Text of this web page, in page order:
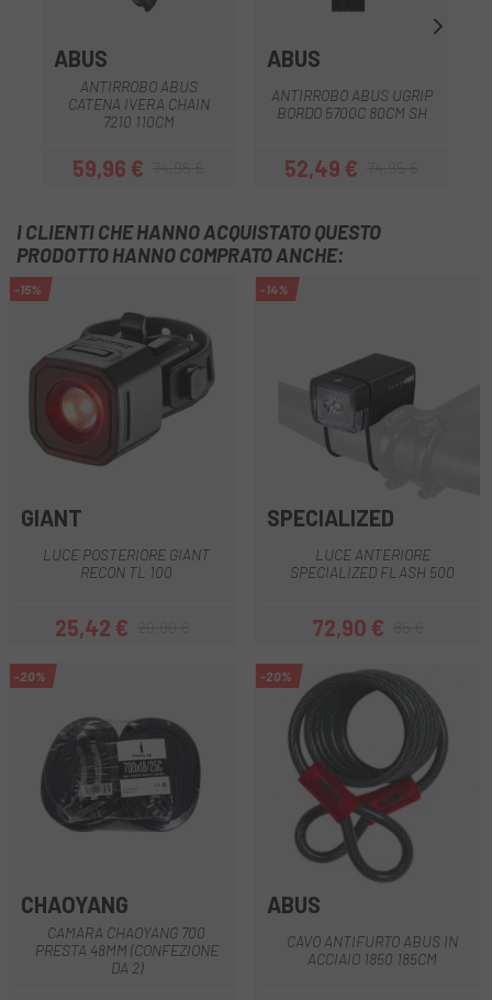
ABUS
ANTIRROBO ABUS
CATENA IVERA CHAIN
7210 110CM
Prezzo
59,96 €Prezzo base
ABUS
ANTIRROBO ABUS UGRIP
BORDO 5700C 80CM SH
Prezzo
52,49 €Prezzo base
I CLIENTI CHE HANNO ACQUISTATO QUESTO
PRODOTTO HANNO COMPRATO ANCHE:
-15%
GIANT
LUCE POSTERIORE GIANT
RECON TL 100
Prezzo
25,42 €Prezzo base
-14%
SPECIALIZED
LUCE ANTERIORE
SPECIALIZED FLASH 500
Prezzo
72,90 €Prezzo base
-20%
CHAOYANG
CAMARA CHAOYANG 700
PRESTA 48MM (CONFEZIONE
DA 2)
-20%
ABUS
CAVO ANTIFURTO ABUS IN
ACCIAIO 1850 185CM